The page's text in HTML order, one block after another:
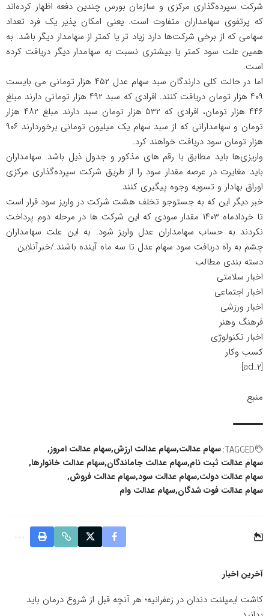
شرکت سپرده‌گذاری مرکزی و سازمان بورس چندین دفعه اظهار کرده‌اند
که پرتفوی سهامداران متفاوت است. یعنی امکان پذیر یک فرد تعداد
سهامی که از برخی شرکت‌ها دارد زیاد تر یا کمتر از سهامدار دیگر باشد. به
همین علت سود کمتر یا بیشتری نسبت به سهامدار دیگر دریافت کرده
است.
اما در حالت کلی دارندگان سبد سهام عدل ۴۵۲ هزار تومانی می بایست
۴۰۹ هزار تومان دریافت کنند. افرادی که سبد ۴۹۲ هزار تومانی دارند مبلغ
۴۴۶ هزار تومان، افرادی که ۵۳۲ هزار تومان سبد دارند مبلغ ۴۸۲ هزار
تومان و سهامدارانی که از سبد سهام یک میلیون تومانی برخوردارند ۹۰۶
هزار تومان سود دریافت خواهند کرد.
واریزی‌ها باید مطابق با رقم های مذکور و جدول ذیل باشد. سهامداران
باید مغایرت در عرصه مقدار سود را از طریق شرکت سپرده‌گذاری مرکزی
اوراق بهادار و تسویه وجوه پیگیری کنند.
خبر دیگر این که به جستوجو تخلف هشت شرکت در واریز سود قرار است
تا خردادماه ۱۴۰۳ مقدار سودی که این شرکت ها در مرحله دوم پرداخت
نکردند به حساب سهامداران عدل واریز شود. به این علت سهامداران
چشم به راه دریافت سود سهام عدل تا سه ماه آینده باشند./خبرآنلاین
دسته بندی مطالب
اخبار سلامتی
اخبار اجتماعی
اخبار ورزشی
فرهنگ وهنر
اخبار تکنولوژی
کسب وکار
[ad_2]
منبع
TAGGED: سهام عدالت سهام عدالت ارزش سهام عدالت امروز
سهام عدالت ثبت نام سهام عدالت جاماندگان سهام عدالت خانوارها
سهام عدالت دولت سهام عدالت سودسهام عدالت فروش
سهام عدالت فوت شدگان سهام عدالت وام
آخرین اخبار
کاشت ایمپلنت دندان در زعفرانیه؛ هر آنچه قبل از شروع درمان باید